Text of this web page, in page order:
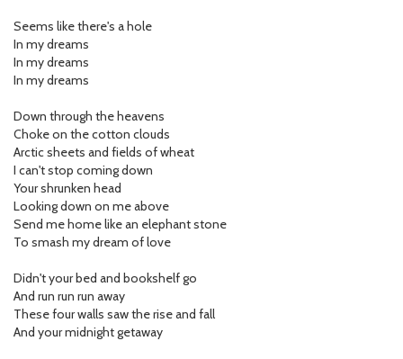
Seems like there's a hole
In my dreams
In my dreams
In my dreams
Down through the heavens
Choke on the cotton clouds
Arctic sheets and fields of wheat
I can't stop coming down
Your shrunken head
Looking down on me above
Send me home like an elephant stone
To smash my dream of love
Didn't your bed and bookshelf go
And run run run away
These four walls saw the rise and fall
And your midnight getaway